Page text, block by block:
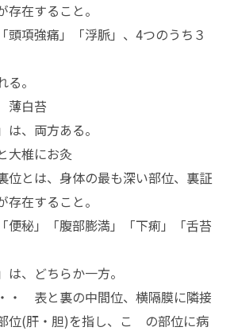
存在すること。
頭項強痛」「浮脈」、4つのうち３
。
白苔
、両方ある。
大椎にお灸
は、身体の最も深い部位、裏証
存在すること。
便秘」「腹部膨満」「下痢」「舌苔
、どちらか一方。
表と裏の中間位、横隔膜に隣接
位(肝・胆)を指し、こ の部位に病